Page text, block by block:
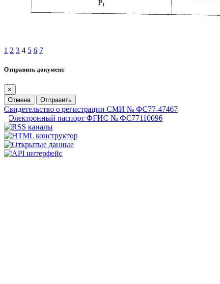
1 2 3 4 5 6 7
Отправить документ
×
Отмена
Отправить
Свидетельство о регистрации СМИ № ФС77-47467
Электронный паспорт ФГИС № ФС77110096